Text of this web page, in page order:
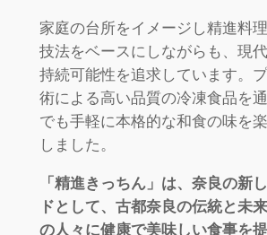
家庭の台所をイメージし精進料
技法をベースにしながらも、現
持続可能性を追求しています。
術による高い品質の冷凍食品を
でも手軽に本格的な和食の味を
しました。
「精進きっちん」は、奈良の新
ドとして、古都奈良の伝統と未
の人々に健康で美味しい食事を